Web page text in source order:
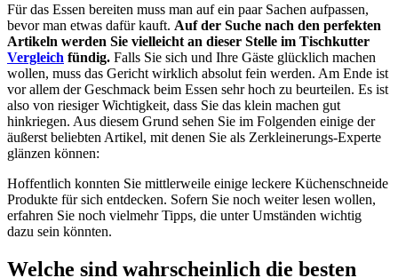
Für das Essen bereiten muss man auf ein paar Sachen aufpassen,
bevor man etwas dafür kauft. Auf der Suche nach den perfekten
Artikeln werden Sie vielleicht an dieser Stelle im Tischkutter
Vergleich fündig. Falls Sie sich und Ihre Gäste glücklich machen
wollen, muss das Gericht wirklich absolut fein werden. Am Ende ist
vor allem der Geschmack beim Essen sehr hoch zu beurteilen. Es ist
also von riesiger Wichtigkeit, dass Sie das klein machen gut
hinkriegen. Aus diesem Grund sehen Sie im Folgenden einige der
äußerst beliebten Artikel, mit denen Sie als Zerkleinerungs-Experte
glänzen können:
Hoffentlich konnten Sie mittlerweile einige leckere Küchenschneide
Produkte für sich entdecken. Sofern Sie noch weiter lesen wollen,
erfahren Sie noch vielmehr Tipps, die unter Umständen wichtig
dazu sein könnten.
Welche sind wahrscheinlich die besten